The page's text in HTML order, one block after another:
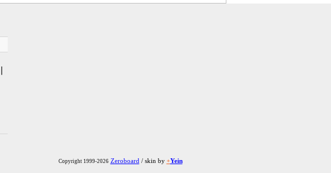
Copyright 1999-2026 Zeroboard / skin by +Yein